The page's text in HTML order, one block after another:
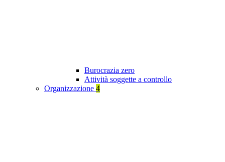
Burocrazia zero
Attività soggette a controllo
Organizzazione 4